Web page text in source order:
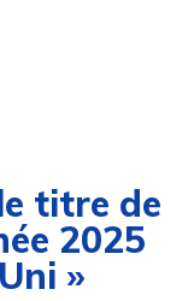
titre de
2025
»